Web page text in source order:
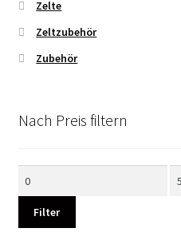
Zelte
Zeltzubehör
Zubehör
Nach Preis filtern
Filter